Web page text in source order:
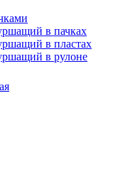
в пачках
в пластах
в рулоне